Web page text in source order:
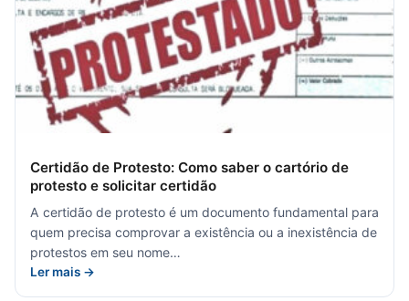
Certidão de Protesto: Como saber o cartório de
protesto e solicitar certidão
A certidão de protesto é um documento fundamental para
quem precisa comprovar a existência ou a inexistência de
protestos em seu nome…
Ler mais →